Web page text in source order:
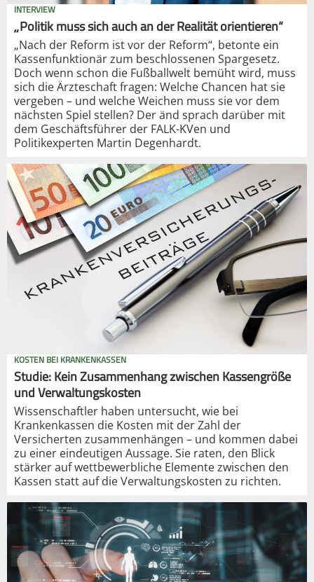
INTERVIEW
„Politik muss sich auch an der Realität orientieren“
„Nach der Reform ist vor der Reform“, betonte ein
Kassenfunktionär zum beschlossenen Spargesetz.
Doch wenn schon die Fußballwelt bemüht wird, muss
sich die Ärzteschaft fragen: Welche Chancen hat sie
vergeben – und welche Weichen muss sie vor dem
nächsten Spiel stellen? Der änd sprach darüber mit
dem Geschäftsführer der FALK-KVen und
Politikexperten Martin Degenhardt.
KOSTEN BEI KRANKENKASSEN
Studie: Kein Zusammenhang zwischen Kassengröße
und Verwaltungskosten
Wissenschaftler haben untersucht, wie bei
Krankenkassen die Kosten mit der Zahl der
Versicherten zusammenhängen – und kommen dabei
zu einer eindeutigen Aussage. Sie raten, den Blick
stärker auf wettbewerbliche Elemente zwischen den
Kassen statt auf die Verwaltungskosten zu richten.